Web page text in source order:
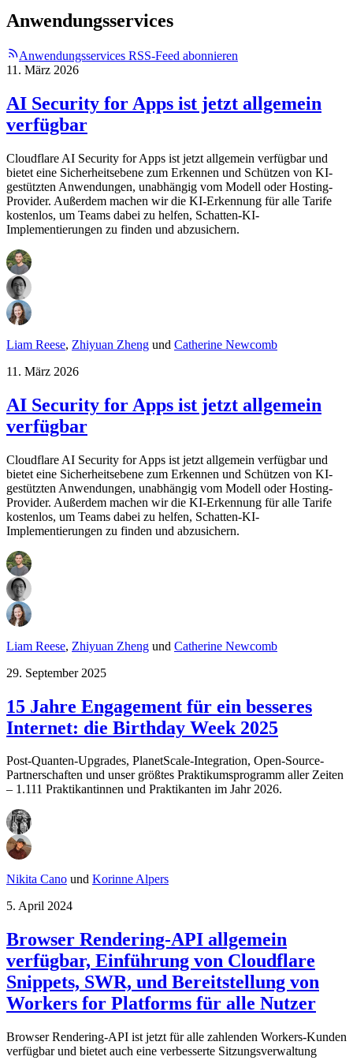
Anwendungsservices
Anwendungsservices RSS-Feed abonnieren
11. März 2026
AI Security for Apps ist jetzt allgemein
verfügbar
Cloudflare AI Security for Apps ist jetzt allgemein verfügbar und
bietet eine Sicherheitsebene zum Erkennen und Schützen von KI-
gestützten Anwendungen, unabhängig vom Modell oder Hosting-
Provider. Außerdem machen wir die KI-Erkennung für alle Tarife
kostenlos, um Teams dabei zu helfen, Schatten-KI-
Implementierungen zu finden und abzusichern.
Liam Reese, Zhiyuan Zheng und Catherine Newcomb
11. März 2026
AI Security for Apps ist jetzt allgemein
verfügbar
Cloudflare AI Security for Apps ist jetzt allgemein verfügbar und
bietet eine Sicherheitsebene zum Erkennen und Schützen von KI-
gestützten Anwendungen, unabhängig vom Modell oder Hosting-
Provider. Außerdem machen wir die KI-Erkennung für alle Tarife
kostenlos, um Teams dabei zu helfen, Schatten-KI-
Implementierungen zu finden und abzusichern.
Liam Reese, Zhiyuan Zheng und Catherine Newcomb
29. September 2025
15 Jahre Engagement für ein besseres
Internet: die Birthday Week 2025
Post-Quanten-Upgrades, PlanetScale-Integration, Open-Source-
Partnerschaften und unser größtes Praktikumsprogramm aller Zeiten
– 1.111 Praktikantinnen und Praktikanten im Jahr 2026.
Nikita Cano und Korinne Alpers
5. April 2024
Browser Rendering-API allgemein
verfügbar, Einführung von Cloudflare
Snippets, SWR, und Bereitstellung von
Workers for Platforms für alle Nutzer
Browser Rendering-API ist jetzt für alle zahlenden Workers-Kunden
verfügbar und bietet auch eine verbesserte Sitzungsverwaltung